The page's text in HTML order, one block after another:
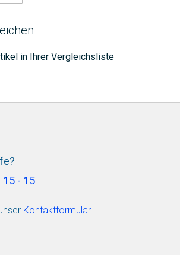
in Ihrer Vergleichsliste
15 - 15
Kontaktformular